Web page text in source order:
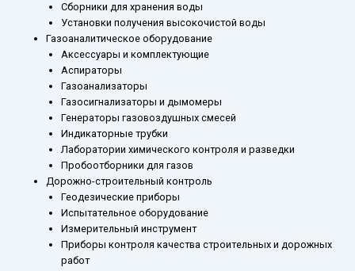
Сборники для хранения воды
Установки получения высокочистой воды
Газоаналитическое оборудование
Аксессуары и комплектующие
Аспираторы
Газоанализаторы
Газосигнализаторы и дымомеры
Генераторы газовоздушных смесей
Индикаторные трубки
Лаборатории химического контроля и разведки
Пробоотборники для газов
Дорожно-строительный контроль
Геодезические приборы
Испытательное оборудование
Измерительный инструмент
Приборы контроля качества строительных и дорожных
работ